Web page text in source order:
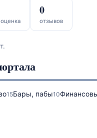
отзывов
0
15Бары, пабы10